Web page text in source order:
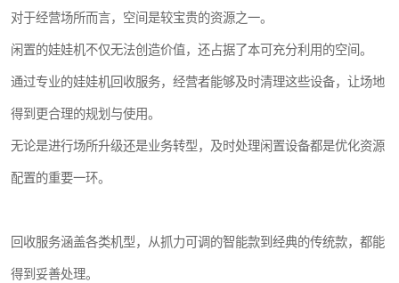
对于经营场所而言，空间是较宝贵的资源之一。
闲置的娃娃机不仅无法创造价值，还占据了本可充分利用的空间。
通过专业的娃娃机回收服务，经营者能够及时清理这些设备，让场地
得到更合理的规划与使用。
无论是进行场所升级还是业务转型，及时处理闲置设备都是优化资源
配置的重要一环。
回收服务涵盖各类机型，从抓力可调的智能款到经典的传统款，都能
得到妥善处理。